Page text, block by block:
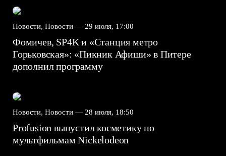
Новости, Новости — 29 июля, 17:00
Фомичев, SP4K и «Станция метро
Горьковская»: «Пикник Афиши» в Питере
дополнил программу
Новости, Новости — 28 июля, 18:50
Profusion выпустил косметику по
мультфильмам Nickelodeon